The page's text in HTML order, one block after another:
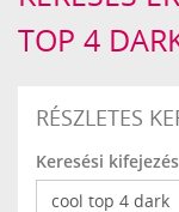
TOP 4
RÉSZLETES
Keresési